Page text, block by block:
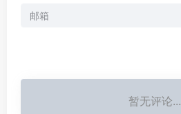
暂无评论...